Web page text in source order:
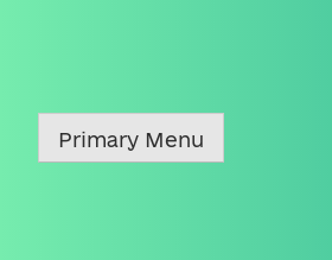
Primary Menu